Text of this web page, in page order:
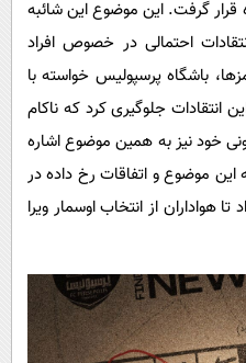
قرار گرفت. این موضوع این شائبه
احتمالی در خصوص افراد
باشگاه پرسپولیس خواسته با
انتقادات جلوگیری کرد که ناکام
خود نیز به همین موضوع اشاره
این موضوع و اتفاقات رخ داده در
هواداران از انتخاب اوسمار ویرا